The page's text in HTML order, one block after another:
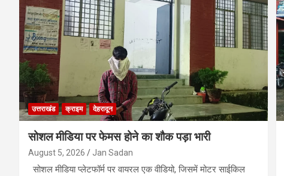
उत्तराखंड क्राइम देहरादून
सोशल मीडिया पर फेमस होने का शौक पड़ा भारी
August 5, 2026 Jan Sadan
सोशल मीडिया प्लेटफॉर्म पर वायरल एक वीडियो, जिसमें मोटर साईकिल